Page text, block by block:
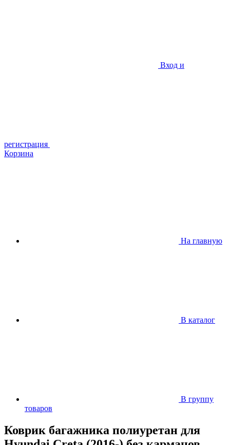
Вход и
регистрация
Корзина
На главную
В каталог
В группу
товаров
Коврик багажника полиуретан для